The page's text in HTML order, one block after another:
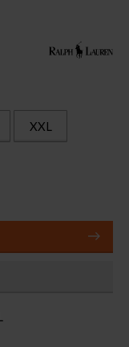
XXL